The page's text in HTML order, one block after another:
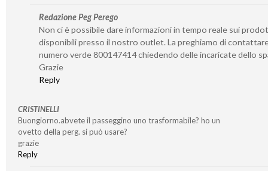
Redazione Peg Perego
Non ci è possibile dare informazioni in tempo reale sui
disponibili presso il nostro outlet. La preghiamo di
numero verde 800147414 chiedendo delle incaricate dello
Grazie
Reply
CRISTINELLI
Buongiorno.abvete il passeggino uno trasformabile? ho un
ovetto della perg. si può usare?
grazie
Reply